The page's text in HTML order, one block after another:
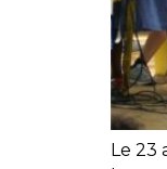
Le 23